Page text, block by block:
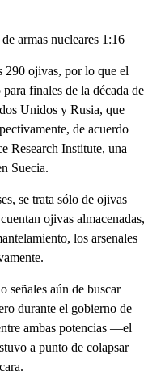
armas nucleares 1:16
290 ojivas, por lo que el
finales de la década de
Unidos y Rusia, que
de acuerdo
Research Institute, una
Suecia.
se trata sólo de ojivas
ojivas almacenadas,
los arsenales
señales aún de buscar
durante el gobierno de
ambas potencias —el
a punto de colapsar